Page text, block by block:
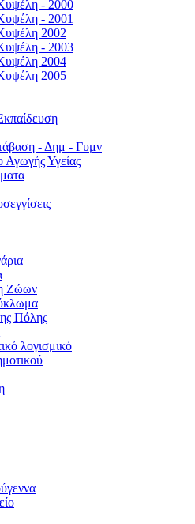
- 2000
- 2001
2002
- 2003
2004
2005
- Δημ - Γυμν
Αγωγής Υγείας
Ζώων
Πόλης
λογισμικό